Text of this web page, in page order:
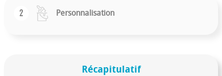
2 Personnalisation
Récapitulatif